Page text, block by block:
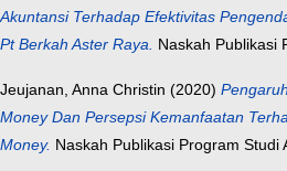
Akuntansi Terhadap Efektivitas
Pt Berkah Aster Raya. Naskah Publikasi
Jeujanan, Anna Christin (2020)
Money Dan Persepsi Kemanfaatan
Money. Naskah Publikasi Program Studi